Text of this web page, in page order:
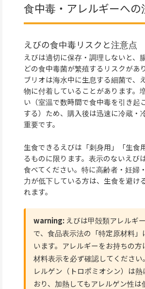
食中毒・アレルギーへの
えびの食中毒リスクと注意点
えびは適切に保存・調理しないと、
どの食中毒菌が繁殖するリスクがあ
ブリオは海水中に生息する細菌で、
物に付着していることがあります。
い（室温で数時間で食中毒を引き起
する）ため、購入後は迅速に冷蔵・
重要です。
生食できるえびは「刺身用」「生食
るものに限ります。表示のないえび
食べてください。特に高齢者・妊婦
力が低下している方は、生食を避け
れます。
warning: えびは甲殻類アレルギ
で、食品表示法の「特定原材料」
います。アレルギーをお持ちの
材料表示を必ず確認してください
レルゲン（トロポミオシン）は
おり、加熱してもアレルゲン性は